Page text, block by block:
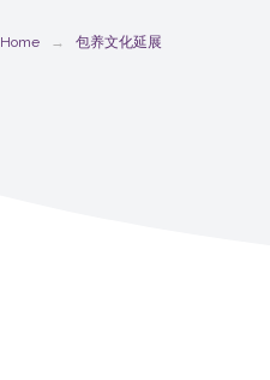
Home 包养文化延展